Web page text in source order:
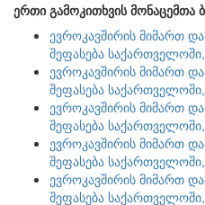
ერთი გამოკითხვის მონაცემთა
ევროკავშირის მიმართ
შეფასება
ევროკავშირის მიმართ
შეფასება
ევროკავშირის მიმართ
შეფასება
ევროკავშირის მიმართ
შეფასება
ევროკავშირის მიმართ
შეფასება